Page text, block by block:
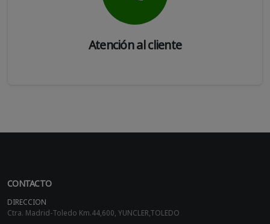
Atención al cliente
CONTACTO
DIRECCION
Ctra. Madrid-Toledo Km.44,600, YUNCLER,TOLEDO